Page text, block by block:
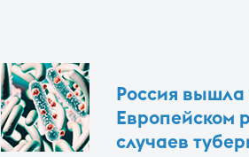
Россия вышла
Европейском
случаев